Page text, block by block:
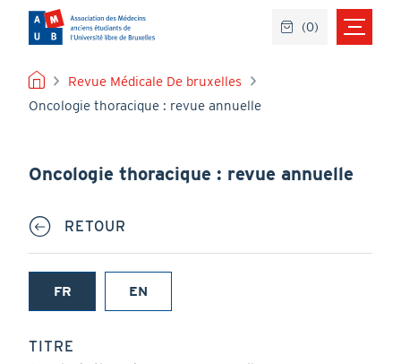
contenu
principal
FIL
D'ARIANE
Revue Médicale De bruxelles
Oncologie thoracique : revue annuelle
Oncologie thoracique : revue annuelle
RETOUR
FR
(onglet
EN
TITRE
(0)